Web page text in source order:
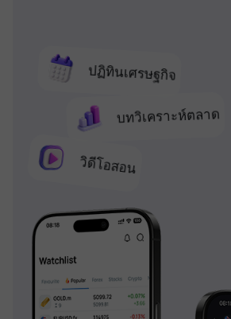
ปฏิทินเศรษฐกิจ
บทวิเคราะห์ตลาด
วิดีโอสอน